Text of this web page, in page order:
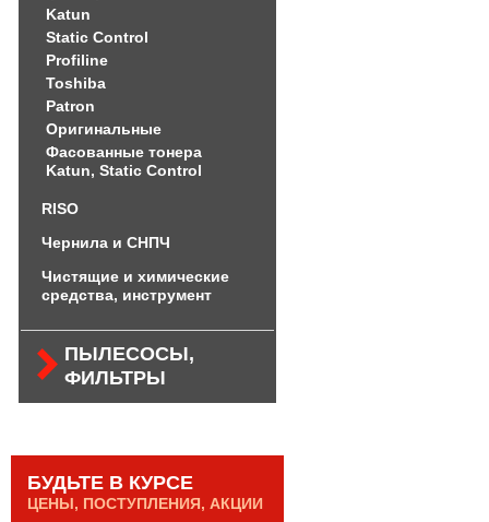
Katun
Static Control
Profiline
Toshiba
Patron
Оригинальные
Фасованные тонера
Katun, Static Control
RISO
Чернила и СНПЧ
Чистящие и химические
средства, инструмент
ПЫЛЕСОСЫ,
ФИЛЬТРЫ
БУДЬТЕ В КУРСЕ
ЦЕНЫ, ПОСТУПЛЕНИЯ, АКЦИИ